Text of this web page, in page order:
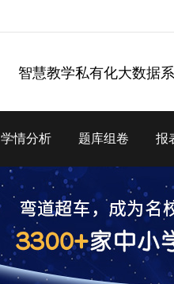
智慧教学私有化大数据
学情分析 题库组卷 报